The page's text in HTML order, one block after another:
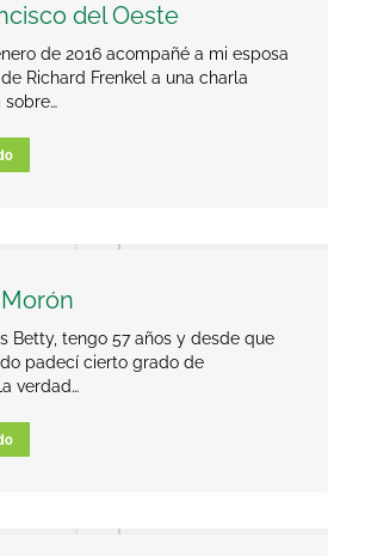
del Oeste
de 2016 acompañé a mi esposa
Richard Frenkel a una charla
sobre…
Betty, tengo 57 años y desde que
padecí cierto grado de
verdad…